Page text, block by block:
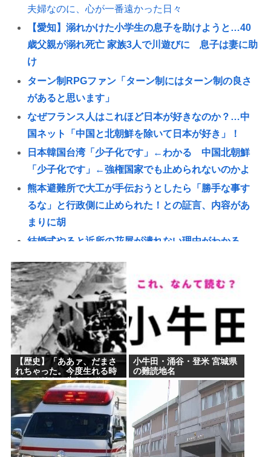
夫婦なのに、心が一番遠かった日々
【愛知】溺れかけた小学生の息子を助けようと…40
歳父親が溺れ死亡 家族3人で川遊びに 息子は妻に助
け
ターン制RPGファン「ターン制にはターン制の良さ
があると思います」
なぜフランス人はこれほど日本が好きなのか？…中
国ネット「中国と北朝鮮を除いて日本が好き」！
日本韓国台湾「少子化です」←わかる 中国北朝鮮
「少子化です」←強権国家でも止められないのかよ
熊本避難所で大工が手伝おうとしたら「勝手な事す
るな」と行政側に止められた！との証言、内容があ
まりに胡
結婚式やると近所の花屋が潰れない理由がわかる
【詐欺】琵琶湖三市同時花火大会、中止を発表…チ
ケット代や出店料の返金については明言せず
韓国サッカー協会に外国人審判への性接待疑惑＝韓
国ネット「信じられない」「要求した審判もおかし
い」
うつ病が治って復職できたらマッマと旅行に行きた
い
レスバトル星人「この惑星で一番レスバが強い奴を
出せ。そいつが負けたら滅ぼす」👈誰を出す？
【安倍朗報】よく考えたら日本中を焦土にしたアメ
リカと戦後友好関係築いてるのって奇跡だよな
【歴史】「ああァ、だまさ
れちゃった。今度生れる時
はアメリカへ生れるぞ」 22
歳で戦死した特攻隊員が出
撃前の日記に残した”本音”
小牛田・涌谷・登米 宮城県
の難読地名